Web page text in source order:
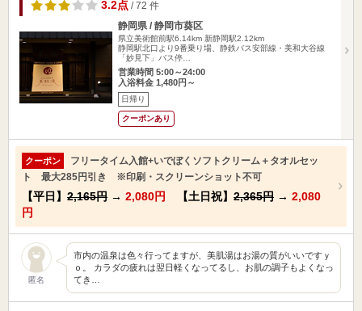
3.2点/ 72 件
静岡県 / 静岡市葵区
県立美術館前駅6.14km 新静岡駅2.12km
静岡駅北口より9番乗り場、静鉄バス安部線・美和大谷線
「妙見下」バス停…
営業時間 5:00～24:00
入浴料金 1,480円～
日帰り
クーポンあり
クーポン
フリータイム入館+いでぼくソフトクリーム＋タオルセッ
ト 最大285円引き ※印刷・スクリーンショット不可
【平日】 2,165円 → 2,080円 【土日祝】 2,365円 → 2,080
円
匿名
市内の温泉は色々行ってますが、美肌湯はお湯の質がいいですｙ
ｏ。 カラダの疲れは翌日軽くなってるし、お肌の調子もよくなっ
てき…